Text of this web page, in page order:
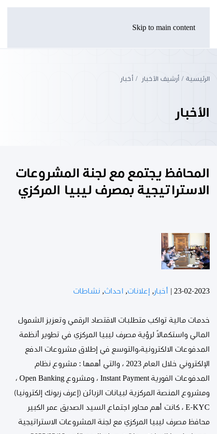
Skip to main content
الرئيسية أرشيف الأخبار أخبار
الأخبار
المحافظ يجتمع مع لجنة المشروعات
الاستراتيجية بمصرف ليبيا المركزي
23-02-2023 أخبار, إعلانات, احداث, نشاطات
خدمات مالية تواكب متطلبات الاقتصاد الرقمي وتعزيز الشمول
المالي واستكمالاً لرؤية مصرف ليبيا المركزي في تطوير أنظمة
المدفوعات الالكترونية،والتوسع في إطلاق مشروعات الدفع
الإلكتروني خلال العام 2023 ، والتي أهمها : مشروع نظام
المدفوعات الفورية Instant Payment ، ومشروع Open Banking ،
ومشروع المنصة المركزية لبيانات الزبائن (إعرف زبونك إلكترونيا)
E-KYC ، كانت أهم محاور اجتماع السيد الصديق عمر الكبير
محافظ مصرف ليبيا المركزي مع لجنة المشروعات الاستراتيجية